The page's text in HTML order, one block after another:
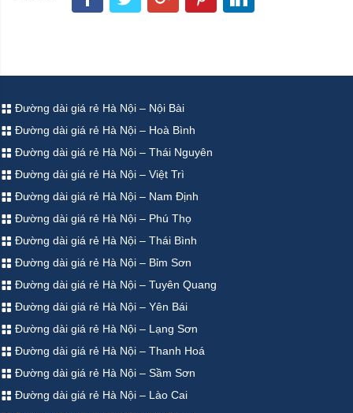
Đường dài giá rẻ Hà Nội – Nội Bài
Đường dài giá rẻ Hà Nội – Hoà Bình
Đường dài giá rẻ Hà Nội – Thái Nguyên
Đường dài giá rẻ Hà Nội – Việt Trì
Đường dài giá rẻ Hà Nội – Nam Định
Đường dài giá rẻ Hà Nội – Phú Thọ
Đường dài giá rẻ Hà Nội – Thái Bình
Đường dài giá rẻ Hà Nội – Bỉm Sơn
Đường dài giá rẻ Hà Nội – Tuyên Quang
Đường dài giá rẻ Hà Nội – Yên Bái
Đường dài giá rẻ Hà Nội – Lạng Sơn
Đường dài giá rẻ Hà Nội – Thanh Hoá
Đường dài giá rẻ Hà Nội – Sầm Sơn
Đường dài giá rẻ Hà Nội – Lào Cai